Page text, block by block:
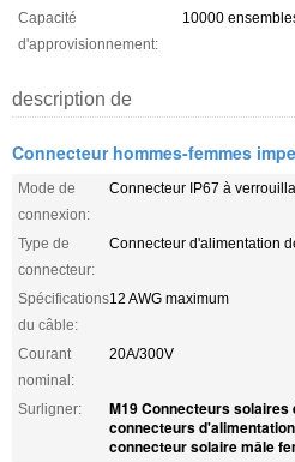
Capacité
d'approvisionnement:
10000
description de
Connecteur hommes-femmes
Mode de
connexion:
Connecteur IP67 à
Type de
connecteur:
Connecteur d'alimentation
Spécifications
du câble:
12 AWG maximum
Courant
nominal:
20A/300V
Surligner: M19 Connecteurs solaires
connecteurs
connecteur solaire mâle